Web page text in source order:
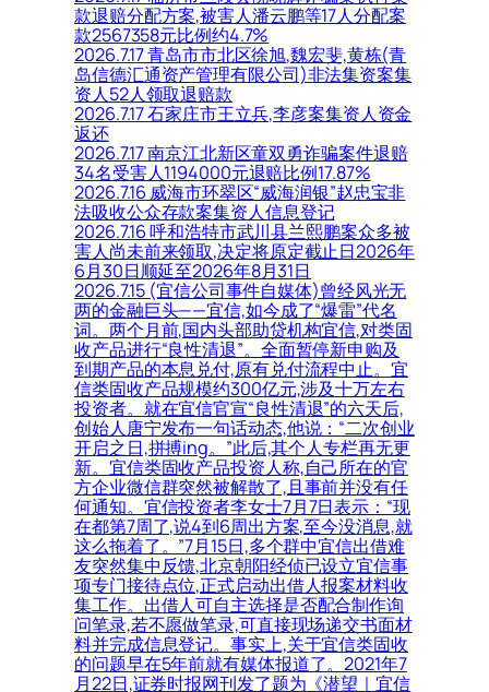
款退赔分配方案,被害人潘云鹏等17人分配案
款2567358元比例约4.7%
2026.7.17 青岛市市北区徐旭,魏宏斐,黄栋(青
岛信德汇通资产管理有限公司)非法集资案集
资人52人领取退赔款
2026.7.17 石家庄市王立兵,李彦案集资人资金
返还
2026.7.17 南京江北新区童双勇诈骗案件退赔
34名受害人1194000元退赔比例17.87%
2026.7.16 威海市环翠区“威海润银”赵忠宝非
法吸收公众存款案集资人信息登记
2026.7.16 呼和浩特市武川县兰熙鹏案众多被
害人尚未前来领取,决定将原定截止日2026年
6月30日顺延至2026年8月31日
2026.7.15 (宜信公司事件自媒体)曾经风光无
两的金融巨头——宜信,如今成了“爆雷”代名
词。两个月前,国内头部助贷机构宜信,对类固
收产品进行“良性清退”。全面暂停新申购及
到期产品的本息兑付,原有兑付流程中止。宜
信类固收产品规模约300亿元,涉及十万左右
投资者。就在宜信官宣“良性清退”的六天后,
创始人唐宁发布一句话动态,他说：“二次创业
开启之日,拼搏ing。”此后,其个人专栏再无更
新。宜信类固收产品投资人称,自己所在的官
方企业微信群突然被解散了,且事前并没有任
何通知。宜信投资者李女士7月7日表示：“现
在都第7周了,说4到6周出方案,至今没消息,就
这么拖着了。”7月15日,多个群中宜信出借难
友突然集中反馈,北京朝阳经侦已设立宜信事
项专门接待点位,正式启动出借人报案材料收
集工作。出借人可自主选择是否配合制作询
问笔录,若不愿做笔录,可直接现场递交书面材
料并完成信息登记。事实上,关于宜信类固收
的问题早在5年前就有媒体报道了。2021年7
月22日,证券时报网刊发了题为《潜望｜宜信